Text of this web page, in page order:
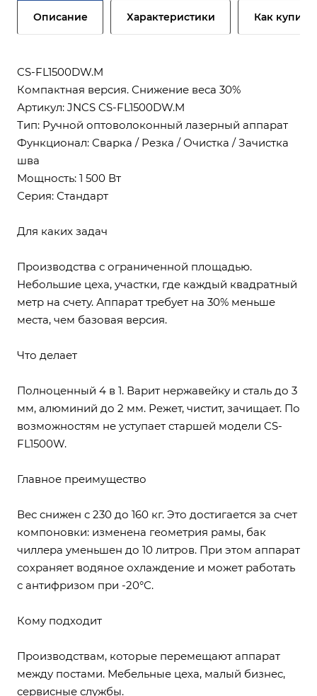
Описание Характеристики Как купить
CS-FL1500DW.M
Компактная версия. Снижение веса 30%
Артикул: JNCS CS-FL1500DW.M
Тип: Ручной оптоволоконный лазерный аппарат
Функционал: Сварка / Резка / Очистка / Зачистка
шва
Мощность: 1 500 Вт
Серия: Стандарт
Для каких задач
Производства с ограниченной площадью.
Небольшие цеха, участки, где каждый квадратный
метр на счету. Аппарат требует на 30% меньше
места, чем базовая версия.
Что делает
Полноценный 4 в 1. Варит нержавейку и сталь до 3
мм, алюминий до 2 мм. Режет, чистит, зачищает. По
возможностям не уступает старшей модели CS-
FL1500W.
Главное преимущество
Вес снижен с 230 до 160 кг. Это достигается за счет
компоновки: изменена геометрия рамы, бак
чиллера уменьшен до 10 литров. При этом аппарат
сохраняет водяное охлаждение и может работать
с антифризом при -20°С.
Кому подходит
Производствам, которые перемещают аппарат
между постами. Мебельные цеха, малый бизнес,
сервисные службы.